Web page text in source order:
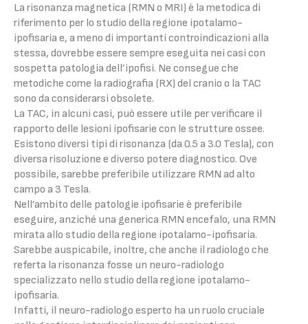
La risonanza magnetica (RMN o MRI) è la metodica di
riferimento per lo studio della regione ipotalamo-
ipofisaria e, a meno di importanti controindicazioni alla
stessa, dovrebbe essere sempre eseguita nei casi con
sospetta patologia dell’ipofisi. Ne consegue che
metodiche come la radiografia (RX) del cranio o la TAC
sono da considerarsi obsolete.
La TAC, in alcuni casi, può essere utile per verificare il
rapporto delle lesioni ipofisarie con le strutture ossee.
Esistono diversi tipi di risonanza (da 0.5 a 3.0 Tesla), con
diversa risoluzione e diverso potere diagnostico. Ove
possibile, sarebbe preferibile utilizzare RMN ad alto
campo a 3 Tesla.
Nell’ambito delle patologie ipofisarie è preferibile
eseguire, anziché una generica RMN encefalo, una RMN
mirata allo studio della regione ipotalamo-ipofisaria.
Sarebbe auspicabile, inoltre, che anche il radiologo che
referta la risonanza fosse un neuro-radiologo
specializzato nello studio della regione ipotalamo-
ipofisaria.
Infatti, il neuro-radiologo esperto ha un ruolo cruciale